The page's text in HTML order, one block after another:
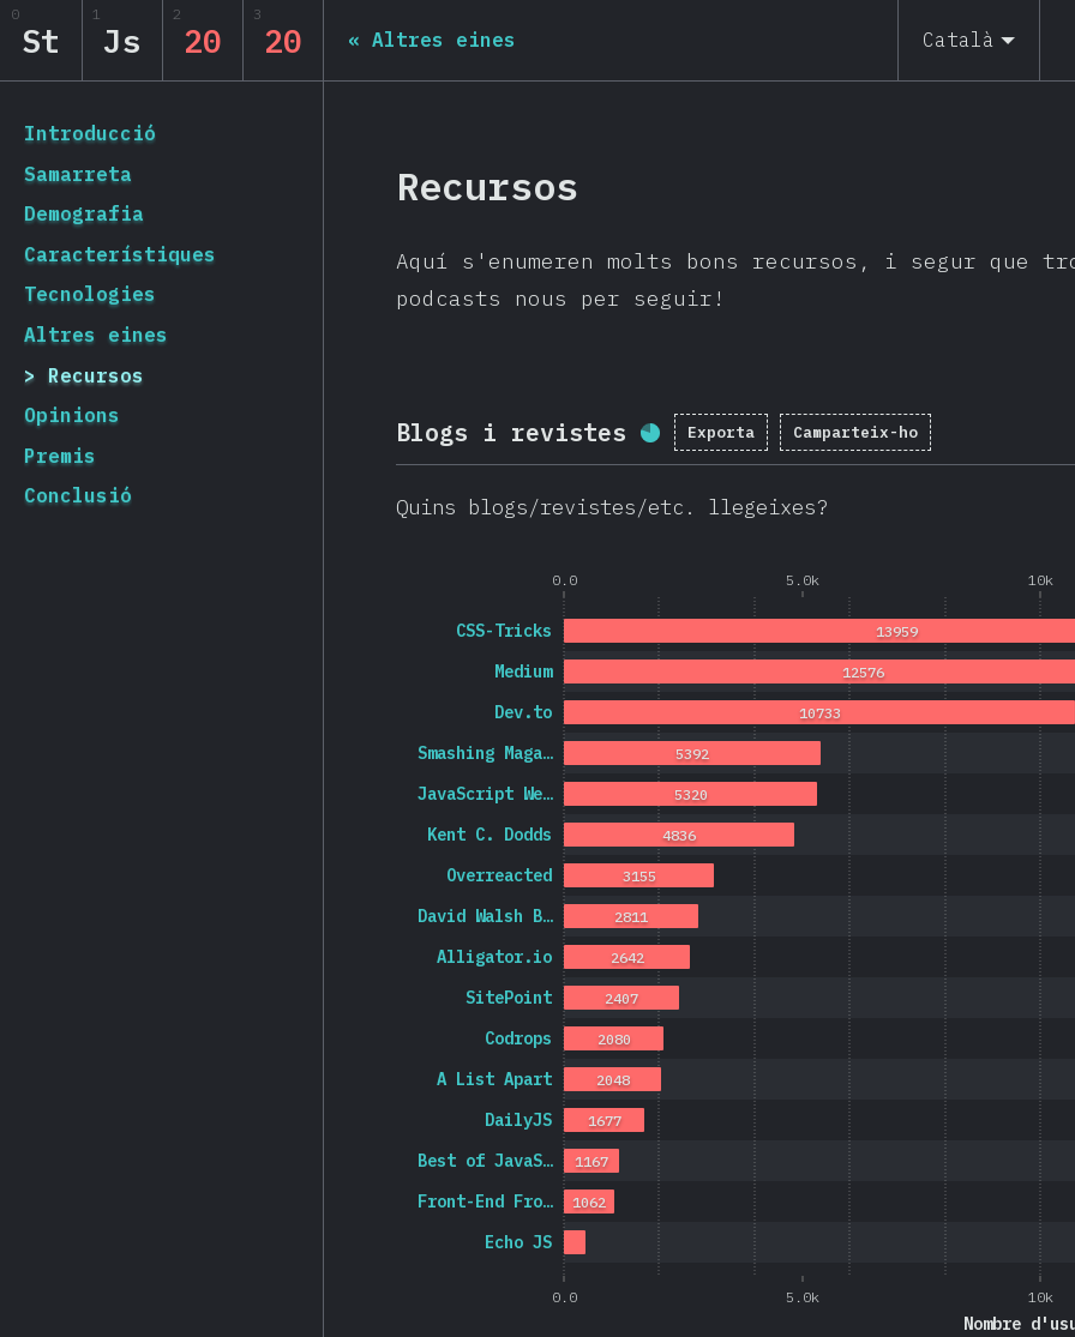
State of JS 2020
0
St
1
Js
2
20
3
20
[ca-ES] general.back_to_intro
Introducció
Samarreta
Demografia
Característiques
Tecnologies
Altres eines
Recursos
Opinions
Premis
Conclusió
« Altres eines Català
Recursos
Aquí s'enumeren molts bons recursos, i segur que
podcasts nous per seguir!
Blogs i revistes Percentatge completat:
Exporta Camparteix-ho
Quins blogs/revistes/etc. llegeixes?
0.0 5.0k 10k
0.0 5.0k 10k
Nombre
Echo JS
Front-End Fro…
Best of JavaS…
DailyJS
A List Apart
Codrops
SitePoint
Alligator.io
David Walsh B…
Overreacted
Kent C. Dodds
JavaScript We…
Smashing Maga…
Dev.to
Medium
CSS-Tricks
1062
1167
1677
2048
2080
2407
2642
2811
3155
4836
5320
5392
10733
12576
13959
Navigated to State of JS 2020